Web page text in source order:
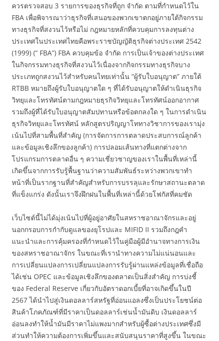
ควรตรวจสอบ 3 รายการของธุรกิจที่ถูก จำกัด ตามที่กำหนดไว้ใน
FBA เพื่อพิจารณาว่าธุรกิจที่เสนอของพวกเขาตกอยู่ภายใต้กิจกรรม
ทางธุรกิจที่สงวนไว้หรือไม่ กฎหมายหลักที่ควบคุมการลงทุนต่าง
ประเทศในประเทศไทยคือพระราชบัญญัติธุรกิจต่างประเทศ 2542
(1999) (“ FBA”) FBA ควบคุมข้อ จำกัด การเป็นเจ้าของต่างประเทศ
ในกิจกรรมทางธุรกิจที่สงวนไว้เนื่องจากกิจกรรมทางธุรกิจบาง
ประเภทถูกสงวนไว้สำหรับคนไทยเท่านั้น “ผู้รับใบอนุญาต” ภายใต้
RTBB หมายถึงผู้รับใบอนุญาตใด ๆ ที่ได้รับอนุญาตให้ดำเนินธุรกิจ
วิทยุและโทรทัศน์ตามกฎหมายธุรกิจวิทยุและโทรทัศน์ออกอากาศ
รวมถึงผู้ที่ได้รับใบอนุญาตสัมปทานหรือข้อตกลงใด ๆ ในการดำเนิน
ธุรกิจวิทยุและโทรทัศน์ หลักสูตรปริญญาโททางวิชาการของเรามุ่ง
เน้นไปที่สามพื้นที่สำคัญ (การจัดการการตลาดประสบการณ์ลูกค้า
และข้อมูลเชิงลึกของลูกค้า) การปลอมเส้นทางที่แตกต่างจาก
โปรแกรมการตลาดอื่น ๆ ความเชี่ยวชาญของเราในพื้นที่เหล่านี้
เกิดขึ้นจากการรับรู้พื้นฐานว่าความสัมพันธ์ระหว่างพวกเขาทำ
หน้าที่เป็นรากฐานที่สำคัญสำหรับการบรรลุและรักษาสถานะตลาด
ที่แข็งแกร่ง ดังนั้นเราจึงฝึกฝนในพื้นที่เหล่านี้ด้วยโฟกัสที่คมชัด
เว็บไซต์นี้ไม่ได้มุ่งเน้นไปที่ผู้อยู่อาศัยในสหราชอาณาจักรและอยู่
นอกกรอบการกำกับดูแลของยุโรปและ MIFID II รวมถึงกฎคำ
แนะนำและการคุ้มครองที่กำหนดไว้ในคู่มือผู้มีอำนาจทางการเงิน
ของสหราชอาณาจักร ในขณะที่เรานำทางความไม่แน่นอนและ
การเปลี่ยนแปลงการเปลี่ยนแปลงการรับรู้ผ่านแหล่งข้อมูลที่เชื่อถือ
ได้เช่น OPEC และข้อมูลเชิงลึกของตลาดเป็นสิ่งสำคัญ การบ่งชี้
ของ Federal Reserve เกี่ยวกับอัตราดอกเบี้ยที่อาจเกิดขึ้นในปี
2567 ได้นำไปสู่เงินดอลลาร์สหรัฐที่อ่อนแอลงซึ่งเป็นประโยชน์ต่อ
สินค้าโภคภัณฑ์ที่มีราคาเป็นดอลลาร์เช่นน้ำมันดิบ เงินดอลลาร์
อ่อนลงทำให้น้ำมันมีราคาไม่แพงมากสำหรับผู้ซื้อต่างประเทศซึ่งมี
ส่วนทำให้ความต้องการเพิ่มขึ้นและสนับสนุนราคาที่สูงขึ้น ในขณะ